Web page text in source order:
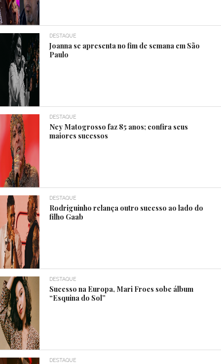
DESTAQUE
Joanna se apresenta no fim de semana em São
Paulo
DESTAQUE
Ney Matogrosso faz 85 anos; confira seus
maiores sucessos
DESTAQUE
Rodriguinho relança outro sucesso ao lado do
filho Gaab
DESTAQUE
Sucesso na Europa, Mari Froes sobe álbum
“Esquina do Sol”
DESTAQUE